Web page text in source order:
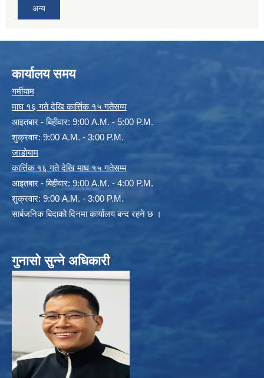
अन्य
कार्यालय समय
गर्मीयाम
माघ १६ गते देखि कार्त्तिक १५ गतेसम्म
आइतबार - बिहीवार: 9:00 A.M. - 5:00 P.M.
शुक्रवार: 9:00 A.M. - 3:00 P.M.
जाडोयाम
कार्त्तिक १६ गते देखि माघ १५ गतेसम्म
आइतबार - बिहीवार: 9:00 A.M. - 4:00 P.M.
शुक्रवार: 9:00 A.M. - 3:00 P.M.
सार्बजनिक बिदाको दिनमा कार्यालय बन्द रहने छ ।
गुनासो सुन्ने अधिकारी